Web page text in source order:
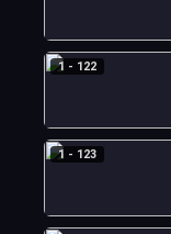
1 - 122
1 - 123